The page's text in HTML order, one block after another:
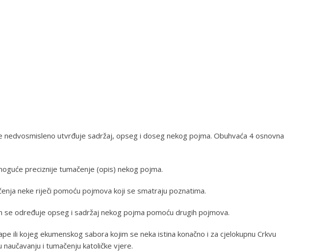
nedvosmisleno utvrđuje sadržaj, opseg i doseg nekog pojma. Obuhvaća 4 osnovna
preciznije tumačenje (opis) nekog pojma.
neke riječi pomoću pojmova koji se smatraju poznatima.
se određuje opseg i sadržaj nekog pojma pomoću drugih pojmova.
ili kojeg ekumenskog sabora kojim se neka istina konačno i za cjelokupnu Crkvu
i tumačenju katoličke vjere.